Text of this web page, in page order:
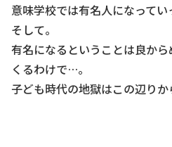
意味学校では有名人になってい
そして。
有名になるということは良か
くるわけで…。
子ども時代の地獄はこの辺りか